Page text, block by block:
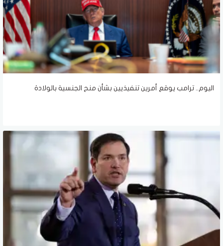
اليوم.. ترامب يوقع أمرين تنفيذيين بشأن منح الجنسية بالولادة